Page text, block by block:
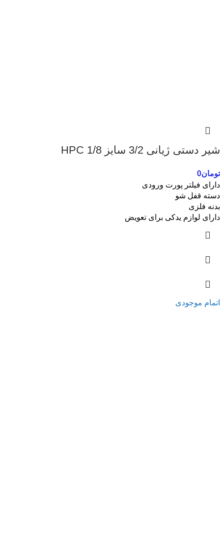
شیر دستی ژیانی 3/2 سایز 1/8 HPC
تومان0
دارای فیلتر پورت ورودی
دسته قفل شو
بدنه فلزی
دارای لوازم یدکی برای تعویض
اتمام موجودی